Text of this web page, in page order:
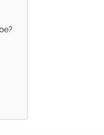
?